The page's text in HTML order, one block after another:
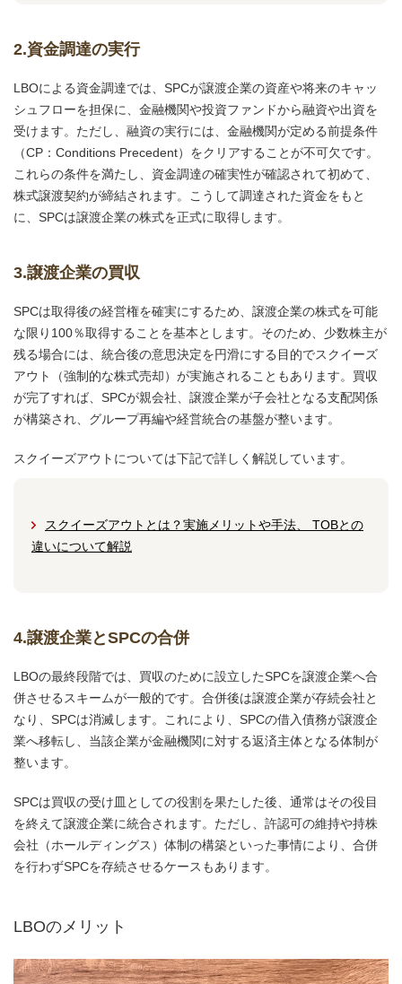
2.資金調達の実行
LBOによる資金調達では、SPCが譲渡企業の資産や将来のキャッ
シュフローを担保に、金融機関や投資ファンドから融資や出資を
受けます。ただし、融資の実行には、金融機関が定める前提条件
（CP：Conditions Precedent）をクリアすることが不可欠です。
これらの条件を満たし、資金調達の確実性が確認されて初めて、
株式譲渡契約が締結されます。こうして調達された資金をもと
に、SPCは譲渡企業の株式を正式に取得します。
3.譲渡企業の買収
SPCは取得後の経営権を確実にするため、譲渡企業の株式を可能
な限り100％取得することを基本とします。そのため、少数株主が
残る場合には、統合後の意思決定を円滑にする目的でスクイーズ
アウト（強制的な株式売却）が実施されることもあります。買収
が完了すれば、SPCが親会社、譲渡企業が子会社となる支配関係
が構築され、グループ再編や経営統合の基盤が整います。
スクイーズアウトについては下記で詳しく解説しています。
スクイーズアウトとは？実施メリットや手法、 TOBとの
違いについて解説
4.譲渡企業とSPCの合併
LBOの最終段階では、買収のために設立したSPCを譲渡企業へ合
併させるスキームが一般的です。合併後は譲渡企業が存続会社と
なり、SPCは消滅します。これにより、SPCの借入債務が譲渡企
業へ移転し、当該企業が金融機関に対する返済主体となる体制が
整います。
SPCは買収の受け皿としての役割を果たした後、通常はその役目
を終えて譲渡企業に統合されます。ただし、許認可の維持や持株
会社（ホールディングス）体制の構築といった事情により、合併
を行わずSPCを存続させるケースもあります。
LBOのメリット